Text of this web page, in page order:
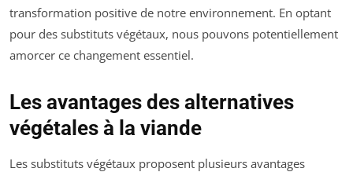
transformation positive de notre environnement. En optant
pour des substituts végétaux, nous pouvons potentiellement
amorcer ce changement essentiel.
Les avantages des alternatives
végétales à la viande
Les substituts végétaux proposent plusieurs avantages